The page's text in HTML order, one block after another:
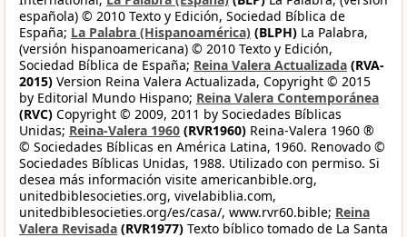
española) © 2010 Texto y Edición, Sociedad Bíblica de
España; La Palabra (Hispanoamérica) (BLPH) La Palabra,
(versión hispanoamericana) © 2010 Texto y Edición,
Sociedad Bíblica de España; Reina Valera Actualizada (RVA-
2015) Version Reina Valera Actualizada, Copyright © 2015
by Editorial Mundo Hispano; Reina Valera Contemporánea
(RVC) Copyright © 2009, 2011 by Sociedades Bíblicas
Unidas; Reina-Valera 1960 (RVR1960) Reina-Valera 1960 ®
© Sociedades Bíblicas en América Latina, 1960. Renovado ©
Sociedades Bíblicas Unidas, 1988. Utilizado con permiso. Si
desea más información visite americanbible.org,
unitedbiblesocieties.org, vivelabiblia.com,
unitedbiblesocieties.org/es/casa/, www.rvr60.bible; Reina
Valera Revisada (RVR1977) Texto bíblico tomado de La Santa